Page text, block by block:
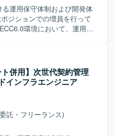
る運用保守体制および開発体
ジションでの増員を行って
びにカスタマイズ・追加開
いたジョブの操作やジョブネ
していただきます。 あわせ
のSAP定型運用作業、要員
次書類作成などのPMO的な
人物像】 担
障害対応ができる方を求め
者と連携しながら業務を進
併用】次世代契約管理
インフラエンジニア
託・フリーランス)